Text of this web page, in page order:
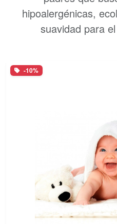
hipoalergénicas,
suavidad para
-10%